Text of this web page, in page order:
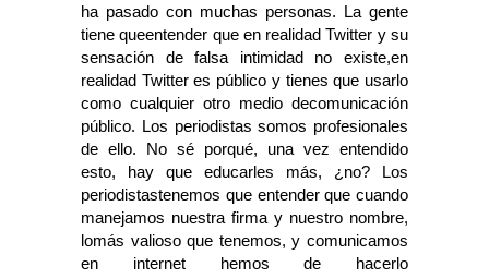
ha pasado con muchas personas. La gente
tiene queentender que en realidad Twitter y su
sensación de falsa intimidad no existe,en
realidad Twitter es público y tienes que usarlo
como cualquier otro medio decomunicación
público. Los periodistas somos profesionales
de ello. No sé porqué, una vez entendido
esto, hay que educarles más, ¿no? Los
periodistastenemos que entender que cuando
manejamos nuestra firma y nuestro nombre,
lomás valioso que tenemos, y comunicamos
en internet hemos de hacerlo